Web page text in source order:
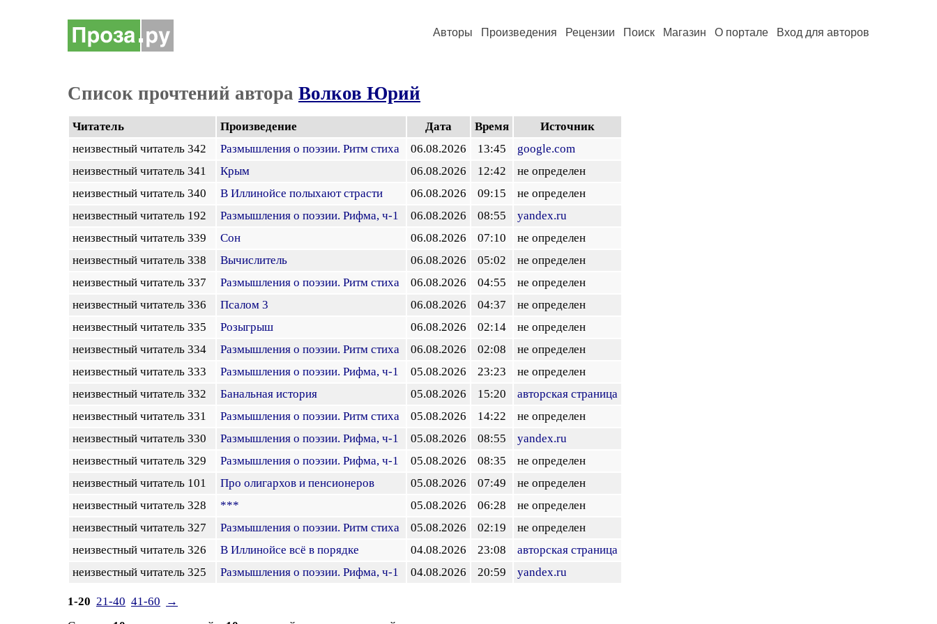
Авторы Произведения Рецензии Поиск Магазин О портале Вход для авторов
Список прочтений автора Волков Юрий
Читатель Произведение Дата Время
Источник
неизвестный читатель 342
Размышления о поэзии. Ритм стиха 06.08.2026 13:45
google.com
неизвестный читатель 341
Крым 06.08.2026 12:42
не определен
неизвестный читатель 340
В Иллинойсе полыхают страсти 06.08.2026 09:15
не определен
неизвестный читатель 192
Размышления о поэзии. Рифма, ч-1 06.08.2026 08:55
yandex.ru
неизвестный читатель 339
Сон 06.08.2026 07:10
не определен
неизвестный читатель 338
Вычислитель 06.08.2026 05:02
не определен
неизвестный читатель 337
Размышления о поэзии. Ритм стиха 06.08.2026 04:55
не определен
неизвестный читатель 336
Псалом 3 06.08.2026 04:37
не определен
неизвестный читатель 335
Розыгрыш 06.08.2026 02:14
не определен
неизвестный читатель 334
Размышления о поэзии. Ритм стиха 06.08.2026 02:08
не определен
неизвестный читатель 333
Размышления о поэзии. Рифма, ч-1 05.08.2026 23:23
не определен
неизвестный читатель 332
Банальная история 05.08.2026 15:20
авторская страница
неизвестный читатель 331
Размышления о поэзии. Ритм стиха 05.08.2026 14:22
не определен
неизвестный читатель 330
Размышления о поэзии. Рифма, ч-1 05.08.2026 08:55
yandex.ru
неизвестный читатель 329
Размышления о поэзии. Рифма, ч-1 05.08.2026 08:35
не определен
неизвестный читатель 101
Про олигархов и пенсионеров 05.08.2026 07:49
не определен
неизвестный читатель 328
*** 05.08.2026 06:28
не определен
неизвестный читатель 327
Размышления о поэзии. Ритм стиха 05.08.2026 02:19
не определен
неизвестный читатель 326
В Иллинойсе всё в порядке 04.08.2026 23:08
авторская страница
неизвестный читатель 325
Размышления о поэзии. Рифма, ч-1 04.08.2026 20:59 yandex.ru
1-20 21-40 41-60
→